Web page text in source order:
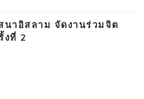
าอิสลาม จัดงานร่วมจิต
งที่ 2